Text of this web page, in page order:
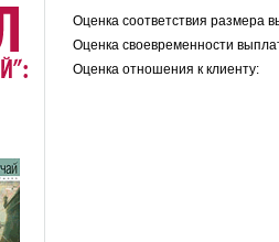
Оценка соответствия размера
Оценка своевременности
Оценка отношения к клиенту: